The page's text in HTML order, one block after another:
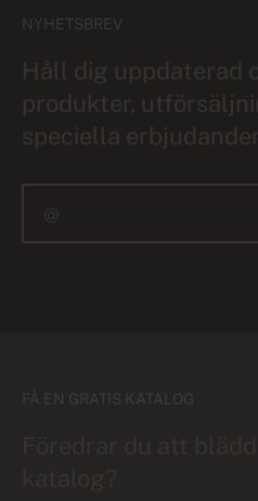
NYHETSBREV
Håll dig uppdaterad
produkter,
speciella
FÅ EN GRATIS KATALOG